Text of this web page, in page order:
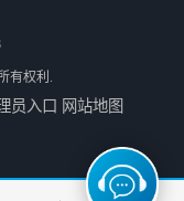
FMP43 润滑油雷达液位计 能够提供定制服务
有权利.
员入口 网站地图